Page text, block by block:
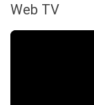
Web TV